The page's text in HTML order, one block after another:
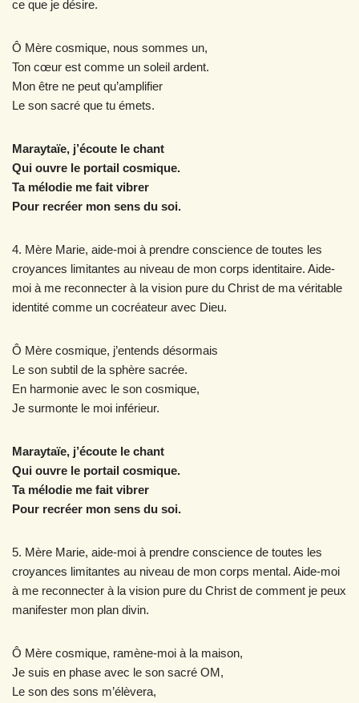
ce que je désire.
Ô Mère cosmique, nous sommes un,
Ton cœur est comme un soleil ardent.
Mon être ne peut qu’amplifier
Le son sacré que tu émets.
Maraytaïe, j’écoute le chant
Qui ouvre le portail cosmique.
Ta mélodie me fait vibrer
Pour recréer mon sens du soi.
4. Mère Marie, aide-moi à prendre conscience de toutes les
croyances limitantes au niveau de mon corps identitaire. Aide-
moi à me reconnecter à la vision pure du Christ de ma véritable
identité comme un cocréateur avec Dieu.
Ô Mère cosmique, j’entends désormais
Le son subtil de la sphère sacrée.
En harmonie avec le son cosmique,
Je surmonte le moi inférieur.
Maraytaïe, j’écoute le chant
Qui ouvre le portail cosmique.
Ta mélodie me fait vibrer
Pour recréer mon sens du soi.
5. Mère Marie, aide-moi à prendre conscience de toutes les
croyances limitantes au niveau de mon corps mental. Aide-moi
à me reconnecter à la vision pure du Christ de comment je peux
manifester mon plan divin.
Ô Mère cosmique, ramène-moi à la maison,
Je suis en phase avec le son sacré OM,
Le son des sons m’élèvera,